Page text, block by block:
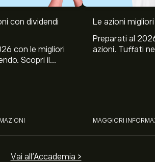
con dividendi
con le migliori
Scopri il
Le azioni
Preparati al
azioni. Tuffati
MAGGIORI
Vai all'Accademia >